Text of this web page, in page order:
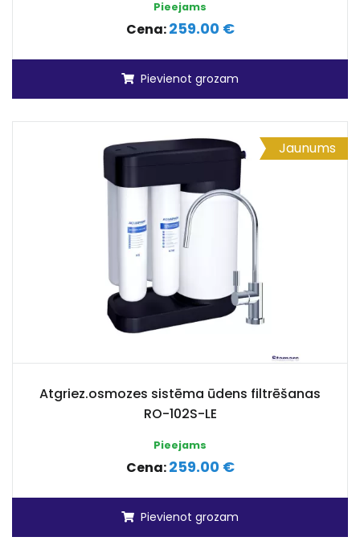
Pieejams
Cena:259.00 €
Pievienot grozam
Jaunums
Atgriez.osmozes sistēma ūdens filtrēšanas
RO-102S-LE
Pieejams
Cena:259.00 €
Pievienot grozam